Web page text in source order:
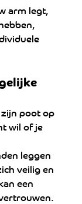
arm legt,
poot op
wil of je
leggen
veilig en
een